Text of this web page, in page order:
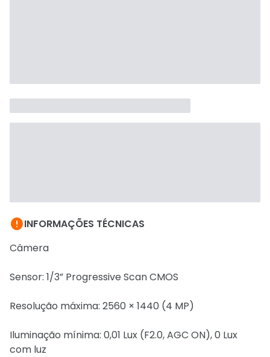
INFORMAÇÕES TÉCNICAS
Câmera
Sensor: 1/3” Progressive Scan CMOS
Resolução máxima: 2560 × 1440 (4 MP)
Iluminação mínima: 0,01 Lux (F2.0, AGC ON), 0 Lux
com luz